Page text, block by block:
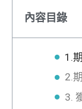
內容目錄
1.
2.
3.